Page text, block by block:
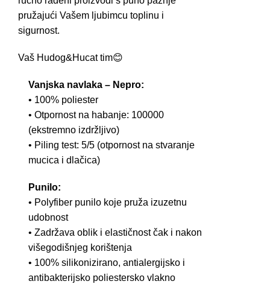
pružajući Vašem ljubimcu toplinu i
sigurnost.
Vaš Hudog&Hucat tim😊
Vanjska navlaka – Nepro:
• 100% poliester
• Otpornost na habanje: 100000
(ekstremno izdržljivo)
• Piling test: 5/5 (otpornost na stvaranje
mucica i dlačica)
Punilo:
• Polyfiber punilo koje pruža izuzetnu
udobnost
• Zadržava oblik i elastičnost čak i nakon
višegodišnjeg korištenja
• 100% silikonizirano, antialergijsko i
antibakterijsko poliestersko vlakno